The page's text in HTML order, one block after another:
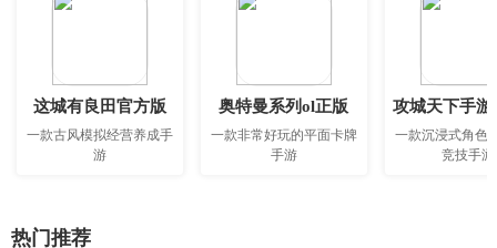
这城有良田官方版
一款古风模拟经营养成手
游
奥特曼系列ol正版
一款非常好玩的平面卡牌
手游
攻城天下手游
一款沉浸式角色
竞技手游
热门推荐